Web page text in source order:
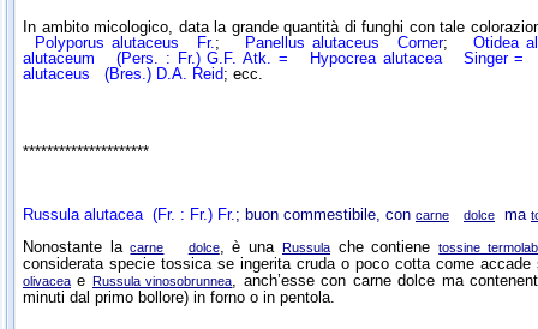
In ambito micologico, data la grande quantità di funghi con tale
Polyporus alutaceus Fr.; Panellus alutaceusCorner;Otidea
alutaceum (Pers. : Fr.) G.F. Atk. = Hypocrea alutaceaSinger
alutaceus (Bres.) D.A. Reid; ecc.
*********************
Russula alutacea (Fr. : Fr.) Fr.; buon commestibile, con carne dolce ma
Nonostante lacarne dolce, è una Russula che contienetossine
considerata specie tossica se ingerita cruda o poco cotta come
olivacea e Russula vinosobrunnea, anch’esse con carne dolce ma
minuti dal primo bollore) in forno o in pentola.